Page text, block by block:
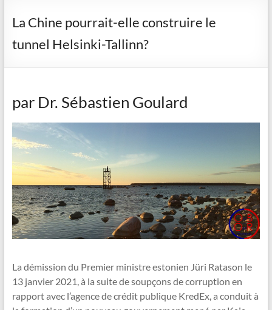
La Chine pourrait-elle construire le
tunnel Helsinki-Tallinn?
par Dr. Sébastien Goulard
La démission du Premier ministre estonien Jüri Ratason le
13 janvier 2021, à la suite de soupçons de corruption en
rapport avec l’agence de crédit publique KredEx, a conduit à